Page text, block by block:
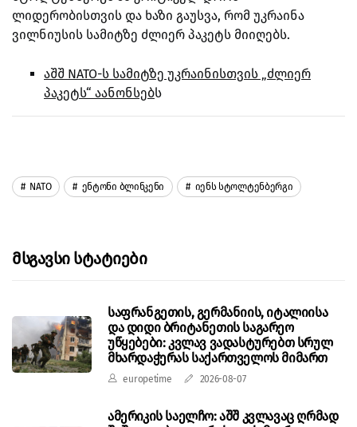
ლიდერობისთვის და ხაზი გაუსვა, რომ უკრაინა
ვილნიუსის სამიტზე ძლიერ პაკეტს მიიღებს.
აშშ NATO-ს სამიტზე უკრაინისთვის „ძლიერ
პაკეტს“ აანონსებს
NATO Ენტონი Ბლინკენი Იენს Სტოლტენბერგი
Მსგავსი Სტატიები
საფრანგეთის, გერმანიის, იტალიისა
და დიდი ბრიტანეთის საგარეო
უწყებები: კვლავ ვადასტურებთ სრულ
მხარდაჭერას საქართველოს მიმართ
europetime 2026-08-07
ამერიკის საელჩო: აშშ კვლავაც ღრმად